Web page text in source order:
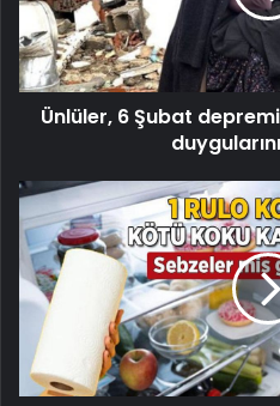
dönümünde
duygularını
paylaştı
Ünlüler, 6 Şubat
Sebzelere
sinen
buzdolabı
kokusuna
rulo
yetiyor!
Buzlanma
sorununa